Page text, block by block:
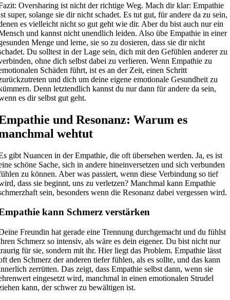
Oversharing ist nicht der richtige Weg. Mach dir klar: Empathie
super, solange sie dir nicht schadet. Es tut gut, für andere da zu sein,
es vielleicht nicht so gut geht wie dir. Aber du bist auch nur ein
und kannst nicht unendlich leiden. Also übe Empathie in einer
Menge und lerne, sie so zu dosieren, dass sie dir nicht
Du solltest in der Lage sein, dich mit den Gefühlen anderer zu
ohne dich selbst dabei zu verlieren. Wenn Empathie zu
Schäden führt, ist es an der Zeit, einen Schritt
und dich um deine eigene emotionale Gesundheit zu
Denn letztendlich kannst du nur dann für andere da sein,
es dir selbst gut geht.
und Resonanz: Warum es
wehtut
gibt Nuancen in der Empathie, die oft übersehen werden. Ja, es ist
schöne Sache, sich in andere hineinversetzen und sich verbunden
zu können. Aber was passiert, wenn diese Verbindung so tief
dass sie beginnt, uns zu verletzen? Manchmal kann Empathie
sein, besonders wenn die Resonanz dabei vergessen wird.
kann Schmerz verstärken
Freundin hat gerade eine Trennung durchgemacht und du fühlst
Schmerz so intensiv, als wäre es dein eigener. Du bist nicht nur
für sie, sondern mit ihr. Hier liegt das Problem. Empathie lässt
den Schmerz der anderen tiefer fühlen, als es sollte, und das kann
zerrütten. Das zeigt, dass Empathie selbst dann, wenn sie
eingesetzt wird, manchmal in einen emotionalen Strudel
kann, der schwer zu bewältigen ist.